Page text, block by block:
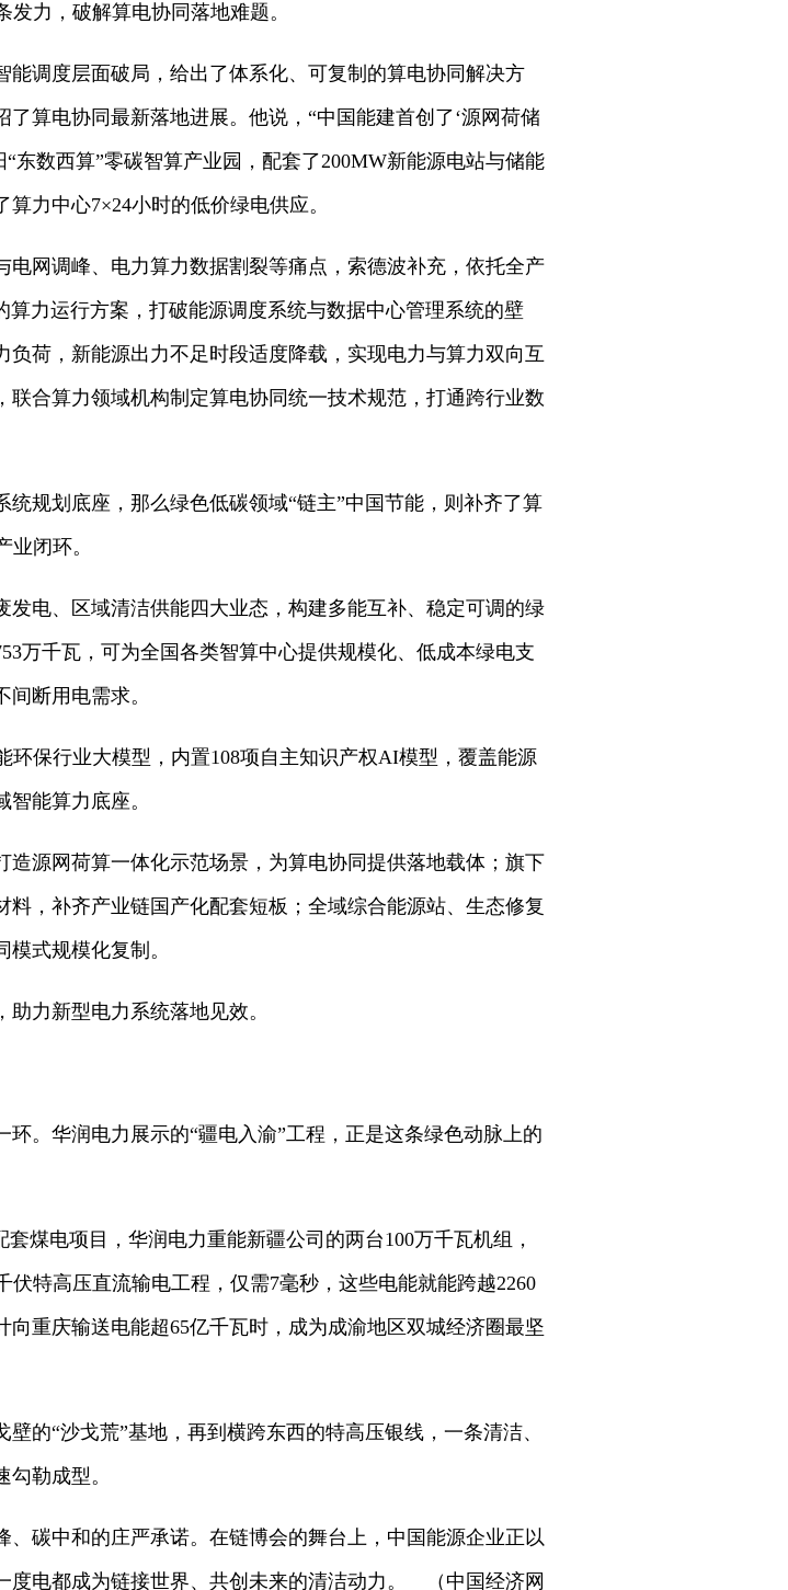
力，破解算电协同落地难题。
调度层面破局，给出了体系化、可复制的算电协同解决方
算电协同最新落地进展。他说，“中国能建首创了‘源网荷储
东数西算”零碳智算产业园，配套了200MW新能源电站与储能
力中心7×24小时的低价绿电供应。
网调峰、电力算力数据割裂等痛点，索德波补充，依托全产
力运行方案，打破能源调度系统与数据中心管理系统的壁
荷，新能源出力不足时段适度降载，实现电力与算力双向互
合算力领域机构制定算电协同统一技术规范，打通跨行业数
规划底座，那么绿色低碳领域“链主”中国节能，则补齐了算
闭环。
电、区域清洁供能四大业态，构建多能互补、稳定可调的绿
万千瓦，可为全国各类智算中心提供规模化、低成本绿电支
断用电需求。
保行业大模型，内置108项自主知识产权AI模型，覆盖能源
能算力底座。
造源网荷算一体化示范场景，为算电协同提供落地载体；旗下
，补齐产业链国产化配套短板；全域综合能源站、生态修复
式规模化复制。
力新型电力系统落地见效。
。华润电力展示的“疆电入渝”工程，正是这条绿色动脉上的
煤电项目，华润电力重能新疆公司的两台100万千瓦机组，
特高压直流输电工程，仅需7毫秒，这些电能就能跨越2260
重庆输送电能超65亿千瓦时，成为成渝地区双城经济圈最坚
的“沙戈荒”基地，再到横跨东西的特高压银线，一条清洁、
勒成型。
碳中和的庄严承诺。在链博会的舞台上，中国能源企业正以
度电都成为链接世界、共创未来的清洁动力。 （中国经济网